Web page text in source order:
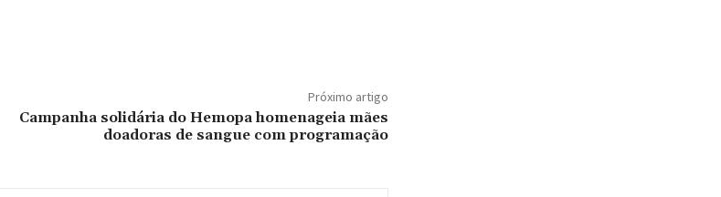
Próximo artigo
Campanha solidária do Hemopa homenageia mães
doadoras de sangue com programação